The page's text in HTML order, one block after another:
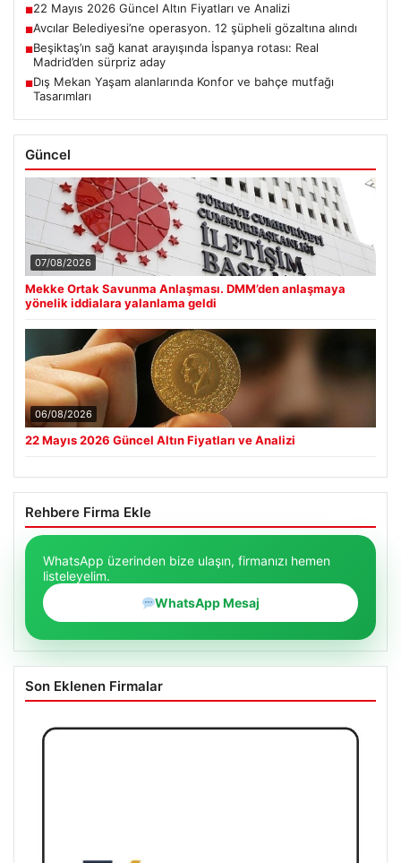
■22 Mayıs 2026 Güncel Altın Fiyatları ve Analizi
■Avcılar Belediyesi’ne operasyon. 12 şüpheli gözaltına alındı
■Beşiktaş’ın sağ kanat arayışında İspanya rotası: Real
Madrid’den sürpriz aday
■Dış Mekan Yaşam alanlarında Konfor ve bahçe mutfağı
Tasarımları
Güncel
07/08/2026
Mekke Ortak Savunma Anlaşması. DMM’den anlaşmaya
yönelik iddialara yalanlama geldi
06/08/2026
22 Mayıs 2026 Güncel Altın Fiyatları ve Analizi
Rehbere Firma Ekle
WhatsApp üzerinden bize ulaşın, firmanızı hemen
listeleyelim.
WhatsApp Mesaj
Son Eklenen Firmalar